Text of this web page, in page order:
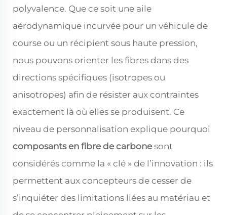
polyvalence. Que ce soit une aile
aérodynamique incurvée pour un véhicule de
course ou un récipient sous haute pression,
nous pouvons orienter les fibres dans des
directions spécifiques (isotropes ou
anisotropes) afin de résister aux contraintes
exactement là où elles se produisent. Ce
niveau de personnalisation explique pourquoi
composants en fibre de carbone sont
considérés comme la « clé » de l’innovation : ils
permettent aux concepteurs de cesser de
s’inquiéter des limitations liées au matériau et